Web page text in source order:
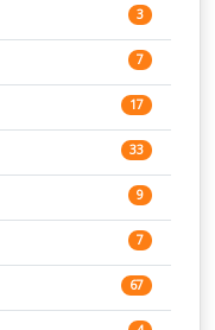
15
15
14
14
14
15
219
3
7
17
33
9
7
67